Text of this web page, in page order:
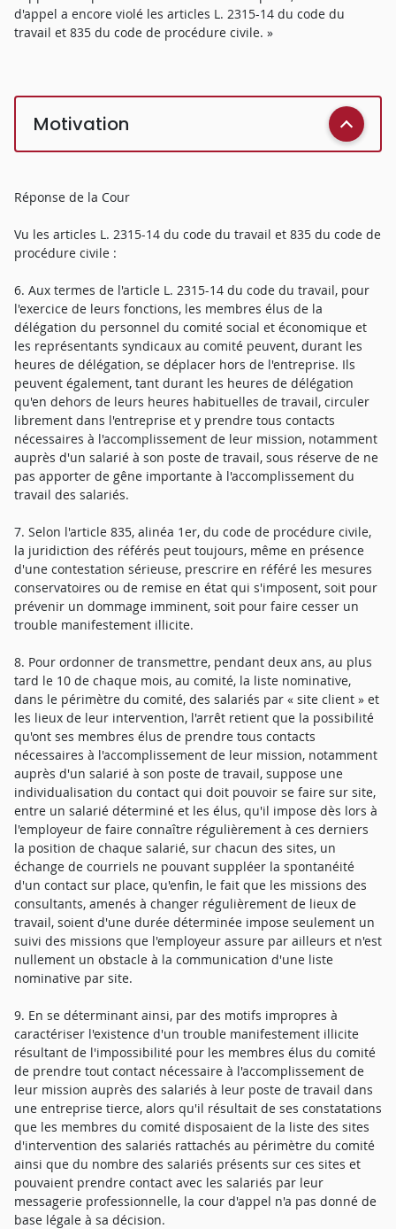
d'appel a encore violé les articles L. 2315-14 du code du
travail et 835 du code de procédure civile. »
Motivation
Réponse de la Cour
Vu les articles L. 2315-14 du code du travail et 835 du code de
procédure civile :
6. Aux termes de l'article L. 2315-14 du code du travail, pour
l'exercice de leurs fonctions, les membres élus de la
délégation du personnel du comité social et économique et
les représentants syndicaux au comité peuvent, durant les
heures de délégation, se déplacer hors de l'entreprise. Ils
peuvent également, tant durant les heures de délégation
qu'en dehors de leurs heures habituelles de travail, circuler
librement dans l'entreprise et y prendre tous contacts
nécessaires à l'accomplissement de leur mission, notamment
auprès d'un salarié à son poste de travail, sous réserve de ne
pas apporter de gêne importante à l'accomplissement du
travail des salariés.
7. Selon l'article 835, alinéa 1er, du code de procédure civile,
la juridiction des référés peut toujours, même en présence
d'une contestation sérieuse, prescrire en référé les mesures
conservatoires ou de remise en état qui s'imposent, soit pour
prévenir un dommage imminent, soit pour faire cesser un
trouble manifestement illicite.
8. Pour ordonner de transmettre, pendant deux ans, au plus
tard le 10 de chaque mois, au comité, la liste nominative,
dans le périmètre du comité, des salariés par « site client » et
les lieux de leur intervention, l'arrêt retient que la possibilité
qu'ont ses membres élus de prendre tous contacts
nécessaires à l'accomplissement de leur mission, notamment
auprès d'un salarié à son poste de travail, suppose une
individualisation du contact qui doit pouvoir se faire sur site,
entre un salarié déterminé et les élus, qu'il impose dès lors à
l'employeur de faire connaître régulièrement à ces derniers
la position de chaque salarié, sur chacun des sites, un
échange de courriels ne pouvant suppléer la spontanéité
d'un contact sur place, qu'enfin, le fait que les missions des
consultants, amenés à changer régulièrement de lieux de
travail, soient d'une durée déterminée impose seulement un
suivi des missions que l'employeur assure par ailleurs et n'est
nullement un obstacle à la communication d'une liste
nominative par site.
9. En se déterminant ainsi, par des motifs impropres à
caractériser l'existence d'un trouble manifestement illicite
résultant de l'impossibilité pour les membres élus du comité
de prendre tout contact nécessaire à l'accomplissement de
leur mission auprès des salariés à leur poste de travail dans
une entreprise tierce, alors qu'il résultait de ses constatations
que les membres du comité disposaient de la liste des sites
d'intervention des salariés rattachés au périmètre du comité
ainsi que du nombre des salariés présents sur ces sites et
pouvaient prendre contact avec les salariés par leur
messagerie professionnelle, la cour d'appel n'a pas donné de
base légale à sa décision.